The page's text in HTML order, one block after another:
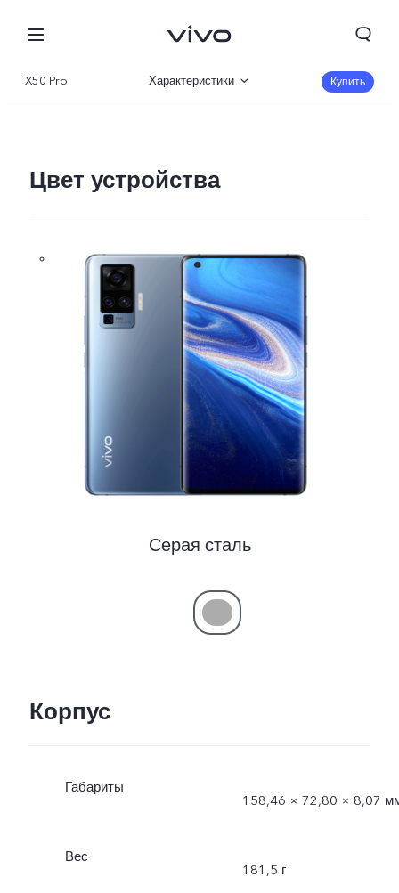
Казахстан | Выберите страну/регион
X50 Pro Характеристики Купить
Цвет устройства
Серая сталь
Корпус
Габариты
158,46 × 72,80 × 8,07
Вес
181,5 г